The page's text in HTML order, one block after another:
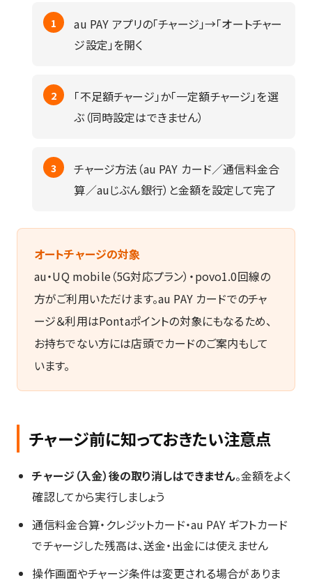
au PAY アプリの「チャージ」→「オートチャー
ジ設定」を開く
「不足額チャージ」か「一定額チャージ」を選
ぶ（同時設定はできません）
チャージ方法（au PAY カード／通信料金合
算／auじぶん銀行）と金額を設定して完了
オートチャージの対象
au・UQ mobile（5G対応プラン）・povo1.0回線の
方がご利用いただけます。au PAY カードでのチャ
ージ＆利用はPontaポイントの対象にもなるため、
お持ちでない方には店頭でカードのご案内もして
います。
チャージ前に知っておきたい注意点
チャージ（入金）後の取り消しはできません。金額をよく
確認してから実行しましょう
通信料金合算・クレジットカード・au PAY ギフトカード
でチャージした残高は、送金・出金には使えません
操作画面やチャージ条件は変更される場合がありま
メールアドレス ※電話番号かどちらか必須
電話番号※メールとどちらか必須
他社からのお乗りか
新規ご契約
その他お手続き
故障相談
操作のご相談
店頭サポート（デー
タ移行など）
ご希望・お近くの店舗
セキュリティ検証*
4 =
を入力してください。